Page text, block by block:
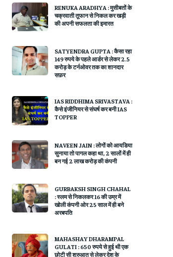
RENUKA ARADHYA : मुसीबतों के
चक्रवाती तूफान से निकल कर खड़ी
की अपनी सफलता की इमारत
SATYENDRA GUPTA : कैसा रहा
149 रुपये के पहले आर्डर से लेकर 2.5
करोड़ के टर्नओवर तक का शानदार
सफ़र
IAS RIDDHIMA SRIVASTAVA :
कैसे इंजीनियर से संघर्ष कर बनी IAS
TOPPER
NAVEEN JAIN : लोगों को आयडिया
सुनाया तो पागल कहा था, 2 सालों में ही
बन गई 2 लाख करोड़ की कंपनी
GURBAKSH SINGH CHAHAL
: स्लम से निकलकर 16 की उम्र में
खोली कंपनी ओर 25 साल में ही बने
अरबपति
MAHASHAY DHARAMPAL
GULATI : 650 रुपये से हुई थी एक
छोटी सी शुरुआत से लेकर देश के